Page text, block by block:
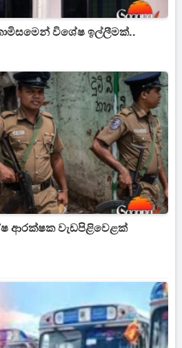
විශේෂ ඉල්ලීමක්..
ආරක්ෂක වැඩපිළිවෙළක්